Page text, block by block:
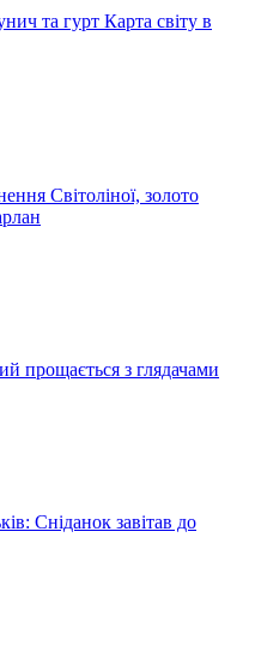
та гурт Карта світу в
Світоліної, золото
прощається з глядачами
Сніданок завітав до